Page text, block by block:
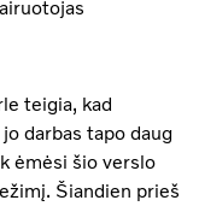
teigia, kad
darbas tapo daug
ėmėsi šio verslo
Šiandien prieš